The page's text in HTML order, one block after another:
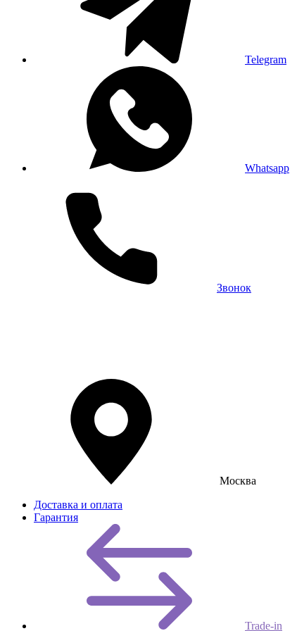
Telegram
Whatsapp
Звонок
Москва
Доставка и оплата
Гарантия
Trade-in